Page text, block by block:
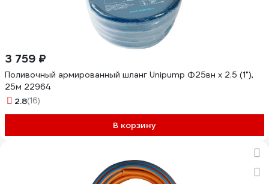
3 759 ₽
Поливочный армированный шланг Unipump Ф25вн х 2.5 (1"),
25м 22964
2.8(16)
В корзину